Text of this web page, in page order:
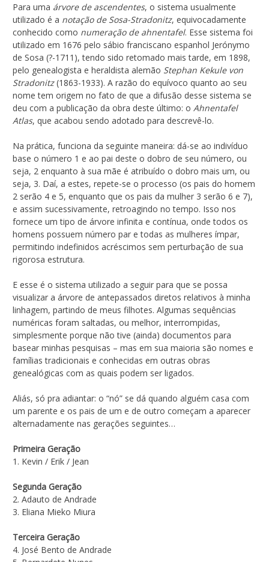
Para uma árvore de ascendentes, o sistema usualmente
utilizado é a notação de Sosa-Stradonitz, equivocadamente
conhecido como numeração de ahnentafel. Esse sistema foi
utilizado em 1676 pelo sábio franciscano espanhol Jerónymo
de Sosa (?-1711), tendo sido retomado mais tarde, em 1898,
pelo genealogista e heraldista alemão Stephan Kekule von
Stradonitz(1863-1933). A razão do equívoco quanto ao seu
nome tem origem no fato de que a difusão desse sistema se
deu com a publicação da obra deste último: o Ahnentafel
Atlas, que acabou sendo adotado para descrevê-lo.
Na prática, funciona da seguinte maneira: dá-se ao indivíduo
base o número 1 e ao pai deste o dobro de seu número, ou
seja, 2 enquanto à sua mãe é atribuído o dobro mais um, ou
seja, 3. Daí, a estes, repete-se o processo (os pais do homem
2 serão 4 e 5, enquanto que os pais da mulher 3 serão 6 e 7),
e assim sucessivamente, retroagindo no tempo. Isso nos
fornece um tipo de árvore infinita e contínua, onde todos os
homens possuem número par e todas as mulheres ímpar,
permitindo indefinidos acréscimos sem perturbação de sua
rigorosa estrutura.
E esse é o sistema utilizado a seguir para que se possa
visualizar a árvore de antepassados diretos relativos à minha
linhagem, partindo de meus filhotes. Algumas sequências
numéricas foram saltadas, ou melhor, interrompidas,
simplesmente porque não tive (ainda) documentos para
basear minhas pesquisas – mas em sua maioria são nomes e
famílias tradicionais e conhecidas em outras obras
genealógicas com as quais podem ser ligados.
Aliás, só pra adiantar: o “nó” se dá quando alguém casa com
um parente e os pais de um e de outro começam a aparecer
alternadamente nas gerações seguintes…
Primeira Geração
1. Kevin / Erik / Jean
Segunda Geração
2. Adauto de Andrade
3. Eliana Mieko Miura
Terceira Geração
4. José Bento de Andrade